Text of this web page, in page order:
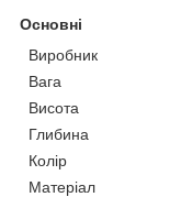
Основні
Виробник
Вага
Висота
Глибина
Колір
Матеріал